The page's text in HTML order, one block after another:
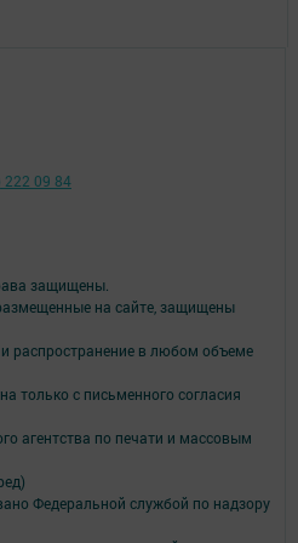
защищены.
на сайте, защищены
распространение в любом объеме
только с письменного согласия
агентства по печати и массовым
Федеральной службой по надзору
222 09 84